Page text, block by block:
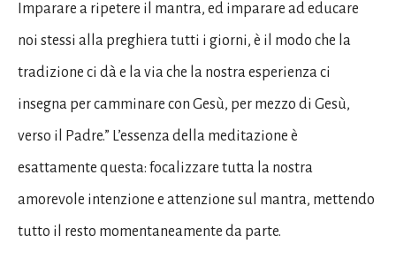
Imparare a ripetere il mantra, ed imparare ad educare
noi stessi alla preghiera tutti i giorni, è il modo che la
tradizione ci dà e la via che la nostra esperienza ci
insegna per camminare con Gesù, per mezzo di Gesù,
verso il Padre.” L’essenza della meditazione è
esattamente questa: focalizzare tutta la nostra
amorevole intenzione e attenzione sul mantra, mettendo
tutto il resto momentaneamente da parte.